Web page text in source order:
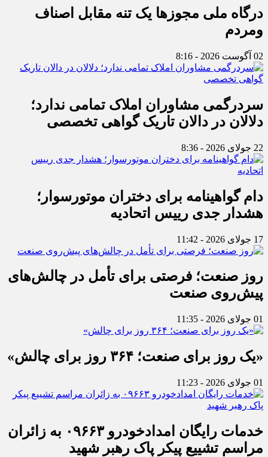
درگاه ملی مجوزها یک تنه مقابل اصناف
ومردم
02 آگوست 2026 - 8:16
سردرگمی مشاوران املاک تمامی ندارد؛
دلالان در دالان تاریک گواهی تخصصی
22 جولای 2026 - 8:36
دام گواهینامه برای دختران موتورسوار؛
هشدار جدی رییس اتحادیه
17 جولای 2026 - 11:42
روز صنعت؛ فرصتی برای تأمل در چالش‌های
پیش‌روی صنعت
01 جولای 2026 - 11:35
«یک روز برای صنعت؛ ۳۶۴ روز برای چالش»
01 جولای 2026 - 11:23
خدمات رایگان امدادخودرو ۰۹۶۶۳ به زائران
مراسم تشییع پیکر پاک رهبر شهید